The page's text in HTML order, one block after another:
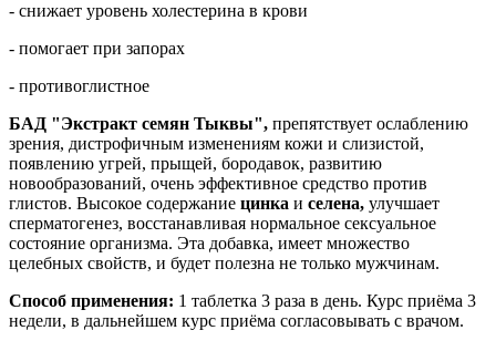
- снижает уровень холестерина в крови
- помогает при запорах
- противоглистное
БАД "Экстракт семян Тыквы", препятствует ослаблению
зрения, дистрофичным изменениям кожи и слизистой,
появлению угрей, прыщей, бородавок, развитию
новообразований, очень эффективное средство против
глистов. Высокое содержание цинка и селена, улучшает
сперматогенез, восстанавливая нормальное сексуальное
состояние организма. Эта добавка, имеет множество
целебных свойств, и будет полезна не только мужчинам.
Способ применения: 1 таблетка 3 раза в день. Курс приёма 3
недели, в дальнейшем курс приёма согласовывать с врачом.